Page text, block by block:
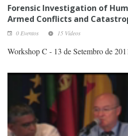
Forensic Investigation of
Armed Conflicts and
0 Eventos 15 Vídeos
Workshop C - 13 de Setembro de